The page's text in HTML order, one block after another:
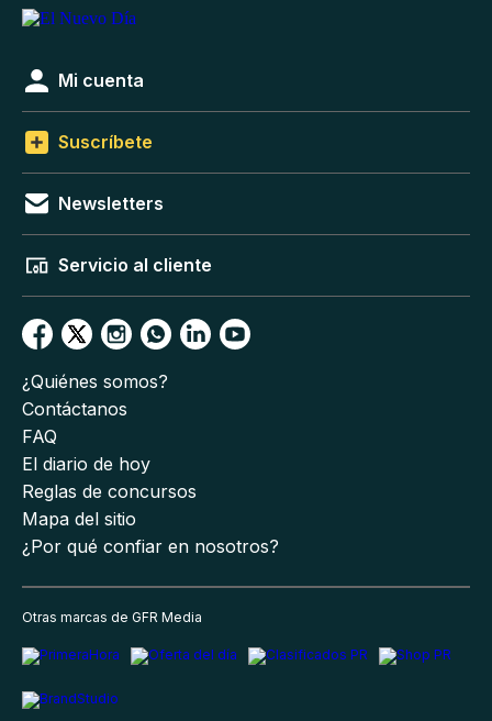
Mi cuenta
Suscríbete
Newsletters
Servicio al cliente
¿Quiénes somos?
Contáctanos
FAQ
El diario de hoy
Reglas de concursos
Mapa del sitio
¿Por qué confiar en nosotros?
Otras marcas de GFR Media